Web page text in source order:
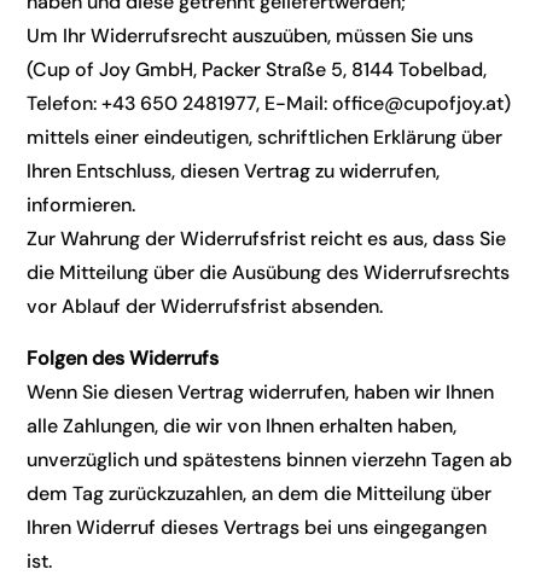
Um Ihr Widerrufsrecht auszuüben, müssen Sie uns
(Cup of Joy GmbH, Packer Straße 5, 8144 Tobelbad,
Telefon: +43 650 2481977, E-Mail: office@cupofjoy.at)
mittels einer eindeutigen, schriftlichen Erklärung über
Ihren Entschluss, diesen Vertrag zu widerrufen,
informieren.
Zur Wahrung der Widerrufsfrist reicht es aus, dass Sie
die Mitteilung über die Ausübung des Widerrufsrechts
vor Ablauf der Widerrufsfrist absenden.
Folgen des Widerrufs
Wenn Sie diesen Vertrag widerrufen, haben wir Ihnen
alle Zahlungen, die wir von Ihnen erhalten haben,
unverzüglich und spätestens binnen vierzehn Tagen ab
dem Tag zurückzuzahlen, an dem die Mitteilung über
Ihren Widerruf dieses Vertrags bei uns eingegangen
ist.